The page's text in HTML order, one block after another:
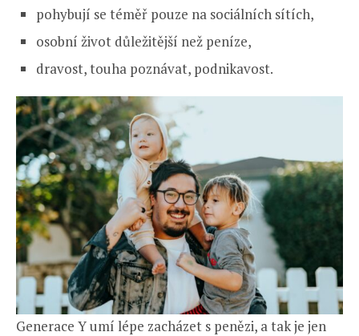
pohybují se téměř pouze na sociálních sítích,
osobní život důležitější než peníze,
dravost, touha poznávat, podnikavost.
Generace Y umí lépe zacházet s penězi, a tak je jen